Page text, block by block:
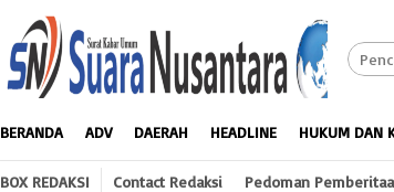
BERANDA ADV DAERAH HEADLINE HUKUM DAN
BOX REDAKSI Contact Redaksi Pedoman